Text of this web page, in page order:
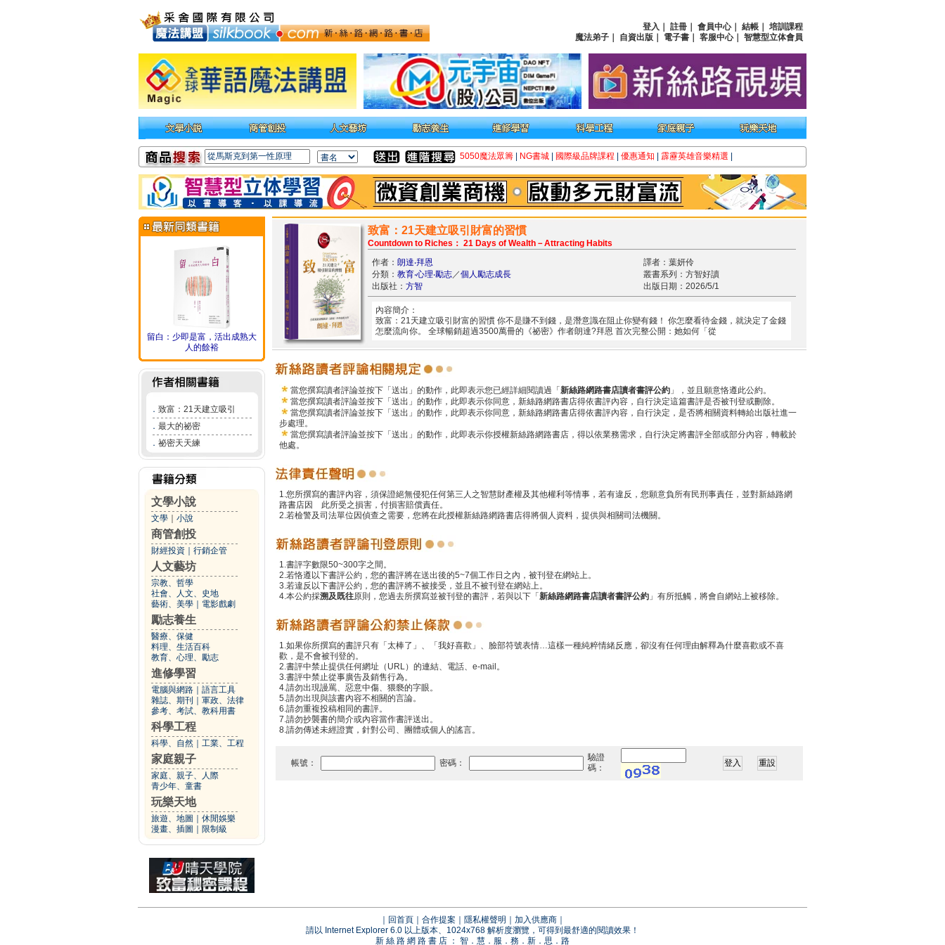
登入 註冊 會員中心｜ 結帳
培訓課程
魔法弟子
自資出版 電子書 客服中心｜ 智慧型立体會員
5050魔法眾籌 NG書城 國際級品牌課程 優惠通知 霹靂英雄音樂精選
留白：少即是富，活出成熟大
人的餘裕
． 致富：21天建立吸引
． 最大的祕密
． 祕密天天練
文學小說
文學 小說
商管創投
財經投資 行銷企管
人文藝坊
宗教、哲學
社會、人文、史地
藝術、美學
電影戲劇
勵志養生
醫療、保健
料理、生活百科
教育、心理、勵志
進修學習
電腦與網路
語言工具
雜誌、期刊
軍政、法律
參考、考試、教科用書
科學工程
科學、自然 工業、工程
家庭親子
家庭、親子、人際
青少年、童書
玩樂天地
旅遊、地圖
休閒娛樂
漫畫、插圖
限制級
致富：21天建立吸引財富的習慣
Countdown to Riches： 21 Days of Wealth－Attracting Habits
作者： 朗達‧拜恩
譯者：葉妍伶
分類： 教育‧心理‧勵志／個人勵志成長
叢書系列：方智好讀
出版社： 方智 出版日期：2026/5/1
內容簡介：
致富：21天建立吸引財富的習慣 你不是賺不到錢，是潛意識在阻止你變有錢！ 你怎麼看待金錢，就決定了金錢
怎麼流向你。 全球暢銷超過3500萬冊的《祕密》作者朗達?拜恩 首次完整公開：她如何「從
當您撰寫讀者評論並按下「送出」的動作，此即表示您已經詳細閱讀過「 新絲路網路書店讀者書評公約 」，並且願意恪遵此公約。
當您撰寫讀者評論並按下「送出」的動作，此即表示你同意，新絲路網路書店得依書評內容，自行決定這篇書評是否被刊登或刪除。
當您撰寫讀者評論並按下「送出」的動作，此即表示你同意，新絲路網路書店得依書評內容，自行決定，是否將相關資料轉給出版社進一
步處理。
當您撰寫讀者評論並按下「送出」的動作，此即表示你授權新絲路網路書店，得以依業務需求，自行決定將書評全部或部分內容，轉載於
他處。
1.您所撰寫的書評內容，須保證絕無侵犯任何第三人之智慧財產權及其他權利等情事，若有違反，您願意負所有民刑事責任，並對新絲路網
路書店因 此所受之損害，付損害賠償責任。
2.若檢警及司法單位因偵查之需要，您將在此授權新絲路網路書店得將個人資料，提供與相關司法機關。
1.書評字數限50~300字之間。
2.若恪遵以下書評公約，您的書評將在送出後的5~7個工作日之內，被刊登在網站上。
3.若違反以下書評公約，您的書評將不被接受，並且不被刊登在網站上。
4.本公約採溯及既往原則，您過去所撰寫並被刊登的書評，若與以下「 新絲路網路書店讀者書評公約 」有所抵觸，將會自網站上被移除。
1.如果你所撰寫的書評只有「太棒了」、「我好喜歡」、臉部符號表情…這樣一種純粹情緒反應，卻沒有任何理由解釋為什麼喜歡或不喜
歡，是不會被刊登的。
2.書評中禁止提供任何網址（URL）的連結、電話、e-mail。
3.書評中禁止從事廣告及銷售行為。
4.請勿出現謾罵、惡意中傷、猥褻的字眼。
5.請勿出現與該書內容不相關的言論。
6.請勿重複投稿相同的書評。
7.請勿抄襲書的簡介或內容當作書評送出。
8.請勿傳述未經證實，針對公司、團體或個人的謠言。
帳號： 密碼：
驗證
碼：
回首頁 合作提案 隱私權聲明 加入供應商
請以 Internet Explorer 6.0 以上版本、1024x768 解析度瀏覽，可得到最舒適的閱讀效果！
新 絲 路 網 路 書 店 ： 智．慧．服．務．新．思．路